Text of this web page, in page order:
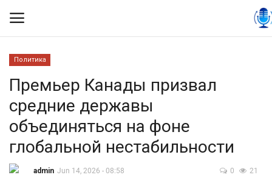
Контакты
Правила размещения
Политика
Политика
Премьер Канады призвал
средние державы
объединяться на фоне
глобальной нестабильности
admin Jun 14, 2026 - 08:58 0 21